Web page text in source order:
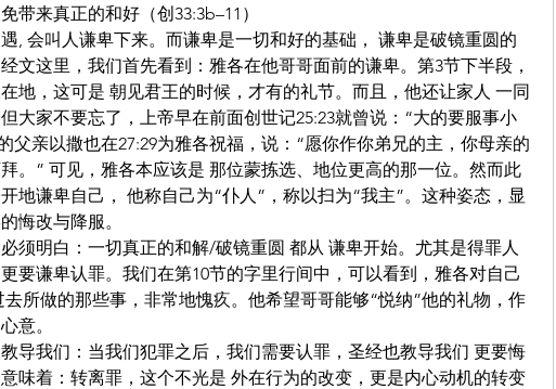
带来真正的和好（创33:3b–11）
, 会叫人谦卑下来。而谦卑是一切和好的基础， 谦卑是破镜重圆的
文这里，我们首先看到：雅各在他哥哥面前的谦卑。第3节下半段，
地，这可是 朝见君王的时候，才有的礼节。而且，他还让家人 一同
大家不要忘了，上帝早在前面创世记25:23就曾说：“大的要服事小
父亲以撒也在27:29为雅各祝福，说：“愿你作你弟兄的主，你母亲的
。” 可见，雅各本应该是 那位蒙拣选、地位更高的那一位。然而此
地谦卑自己， 他称自己为“仆人”，称以扫为“我主”。这种姿态，显
悔改与降服。
须明白：一切真正的和解/破镜重圆 都从 谦卑开始。尤其是得罪人
要谦卑认罪。我们在第10节的字里行间中，可以看到，雅各对自己
去所做的那些事，非常地愧疚。他希望哥哥能够“悦纳”他的礼物，作
意。
导我们：当我们犯罪之后，我们需要认罪，圣经也教导我们 更要悔
味着：转离罪，这个不光是 外在行为的改变，更是内心动机的转变